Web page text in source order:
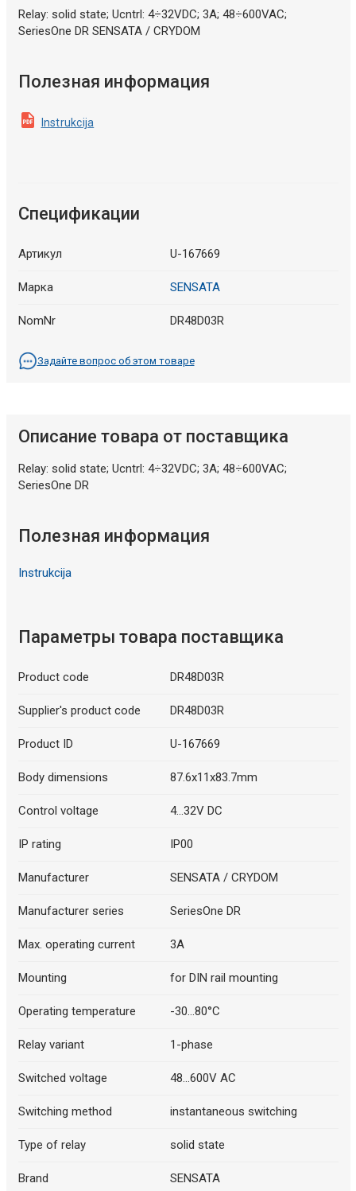
Relay: solid state; Ucntrl: 4÷32VDC; 3A; 48÷600VAC;
SeriesOne DR SENSATA / CRYDOM
Полезная информация
Instrukcija
Спецификации
Артикул U-167669
Марка SENSATA
NomNr DR48D03R
Задайте вопрос об этом товаре
Описание товара от поставщика
Relay: solid state; Ucntrl: 4÷32VDC; 3A; 48÷600VAC;
SeriesOne DR
Полезная информация
Instrukcija
Параметры товара поставщика
Product code DR48D03R
Supplier's product code DR48D03R
Product ID U-167669
Body dimensions 87.6x11x83.7mm
Control voltage 4...32V DC
IP rating IP00
Manufacturer SENSATA / CRYDOM
Manufacturer series SeriesOne DR
Max. operating current 3A
Mounting for DIN rail mounting
Operating temperature -30...80°C
Relay variant 1-phase
Switched voltage 48...600V AC
Switching method instantaneous switching
Type of relay solid state
Brand SENSATA